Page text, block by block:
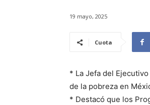
19 mayo, 2025
Cuota
* La Jefa del
de la pobreza en
* Destacó que los